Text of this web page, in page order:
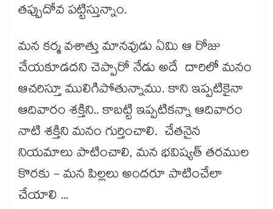
తప్పుదోవ పట్టిస్తున్నాం.
మన కర్మ వశాత్తు మానవుడు ఏమి ఆ రోజు
చేయకూడదని చెప్పారో నేడు అదే దారిలో మనం
ఆచరిస్తూ ములిగిపోతున్నాము. కాని ఇప్పటికైనా
ఆదివారం శక్తిని.. కాబట్టి ఇప్పటికన్నా ఆదివారం
నాటి శక్తిని మనం గుర్తించాలి. చేతనైన
నియమాలు పాటించాలి, మన భవిష్యత్ తరముల
కొరకు - మన పిల్లలు అందరూ పాటించేలా
చేయాలి ...